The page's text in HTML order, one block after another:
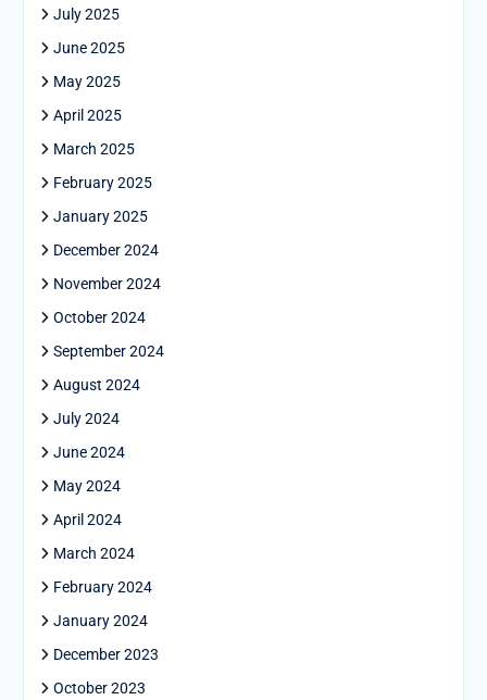
July 2025
June 2025
May 2025
April 2025
March 2025
February 2025
January 2025
December 2024
November 2024
October 2024
September 2024
August 2024
July 2024
June 2024
May 2024
April 2024
March 2024
February 2024
January 2024
December 2023
October 2023